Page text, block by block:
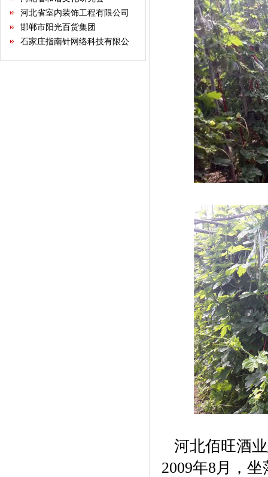
河北佰旺酒业
2009年8月，
河北省室内装饰工程有限公司
邯郸市阳光百货集团
石家庄指南针网络科技有限公
司